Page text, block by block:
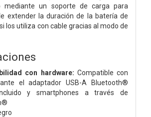
mediante un soporte de carga para
extender la duración de la batería de
los utiliza con cable gracias al modo de
con hardware: Compatible con
el adaptador USB-A Bluetooth®
y smartphones a través de